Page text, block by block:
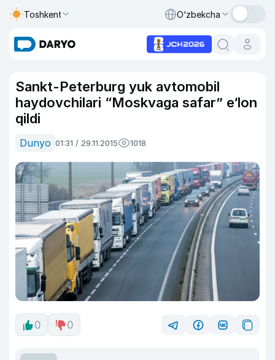
Toshkent O‘zbekcha
Sankt-Peterburg yuk avtomobil
haydovchilari “Moskvaga safar” e‘lon
qildi
Dunyo 01:31 / 29.11.2015 1018
0 0